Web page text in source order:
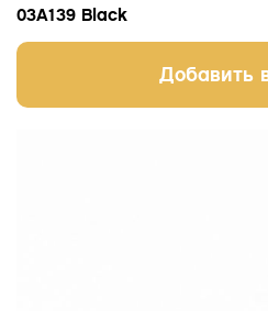
03A139 Black
Добавить